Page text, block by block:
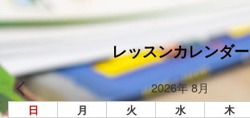
レッスンカレンダー
2026年 8月
日 月 火 水 木